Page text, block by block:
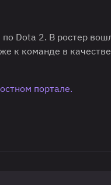
Dota 2. В ростер
к команде в
портале.